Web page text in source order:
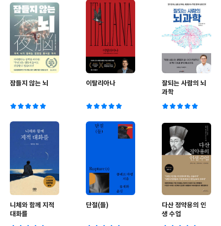
잠들지 않는 뇌 이탈리아나
잘되는 사람의 뇌
과학
니체와 함께 지적
대화를
단절(들)
다산 정약용의 인
생 수업